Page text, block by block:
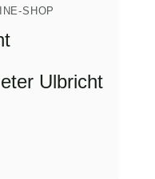
SHOP
Ulbricht